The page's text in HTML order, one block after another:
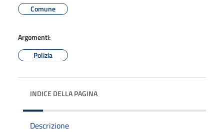
Comune
Argomenti:
Polizia
INDICE DELLA PAGINA
Descrizione